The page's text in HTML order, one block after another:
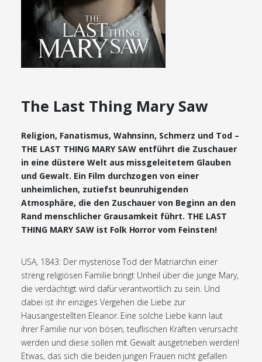
The Last Thing Mary Saw
Religion, Fanatismus, Wahnsinn, Schmerz und Tod –
THE LAST THING MARY SAW entführt die Zuschauer
in eine düstere Welt aus missgeleitetem Glauben
und Gewalt. Ein Film durchzogen von einer
unheimlichen, zutiefst beunruhigenden
Atmosphäre, die den Zuschauer von Beginn an den
Rand menschlicher Grausamkeit führt. THE LAST
THING MARY SAW ist Folk Horror vom Feinsten!
USA, 1843: Der mysteriöse Tod der Matriarchin einer
streng religiösen Familie bringt Unheil über die junge Mary,
die verdächtigt wird dafür verantwortlich zu sein. Und
dabei ist ihr einziges Vergehen die Liebe zur
Hausangestellten Eleanor. Eine solche Liebe kann laut
ihrer Familie nur von bösen, teuflischen Kräften verursacht
werden und diese sollen mit Gewalt ausgetrieben werden!
Etwas, das sich die beiden jungen Frauen nicht gefallen